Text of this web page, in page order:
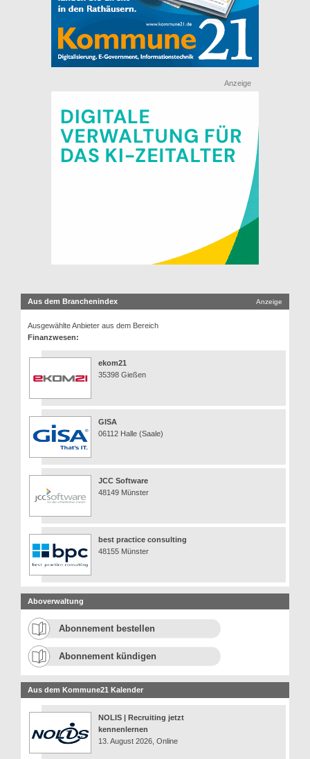
Anzeige
Aus dem Branchenindex Anzeige
Ausgewählte Anbieter aus dem Bereich
Finanzwesen:
ekom21
35398 Gießen
GISA
06112 Halle (Saale)
JCC Software
48149 Münster
best practice consulting
48155 Münster
Aboverwaltung
Abonnement bestellen
Abonnement kündigen
Aus dem Kommune21 Kalender
NOLIS | Recruiting jetzt
kennenlernen
13. August 2026, Online